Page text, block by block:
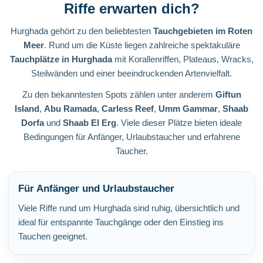
Riffe erwarten dich?
Hurghada gehört zu den beliebtesten Tauchgebieten im Roten
Meer. Rund um die Küste liegen zahlreiche spektakuläre
Tauchplätze in Hurghadamit Korallenriffen, Plateaus, Wracks,
Steilwänden und einer beeindruckenden Artenvielfalt.
Zu den bekanntesten Spots zählen unter anderem Giftun
Island, Abu Ramada, Carless Reef, Umm Gammar, Shaab
Dorfaund Shaab El Erg. Viele dieser Plätze bieten ideale
Bedingungen für Anfänger, Urlaubstaucher und erfahrene
Taucher.
Für Anfänger und Urlaubstaucher
Viele Riffe rund um Hurghada sind ruhig, übersichtlich und
ideal für entspannte Tauchgänge oder den Einstieg ins
Tauchen geeignet.